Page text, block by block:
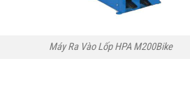
Máy Ra Vào Lốp HPA M200Bike